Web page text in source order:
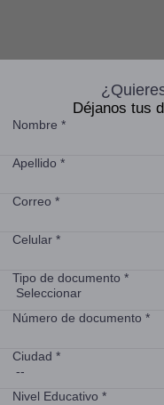
Déjanos tus
Nombre *
Apellido *
Correo *
Celular *
Tipo de documento *
Número de documento *
Ciudad *
Nivel Educativo *